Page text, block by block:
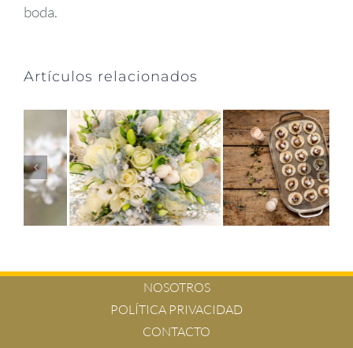
boda.
Artículos relacionados
Claves para tu
ceremonia
nupcial en una
finca
Madrileña
Tendencias
florales en la
decoración de
Bodas
NOSOTROS
POLÍTICA PRIVACIDAD
CONTACTO